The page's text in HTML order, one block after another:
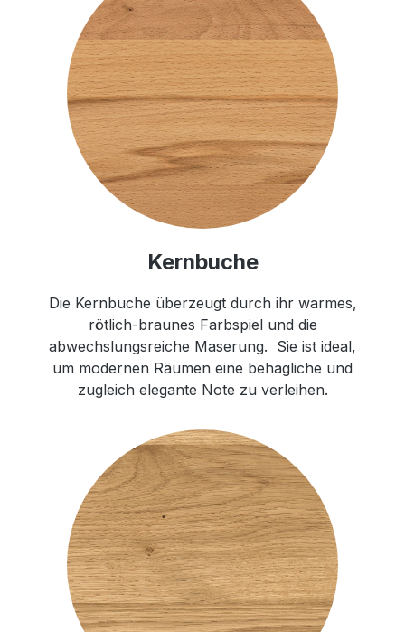
Kernbuche
Die Kernbuche überzeugt durch ihr warmes,
rötlich-braunes Farbspiel und die
abwechslungsreiche Maserung. Sie ist ideal,
um modernen Räumen eine behagliche und
zugleich elegante Note zu verleihen.